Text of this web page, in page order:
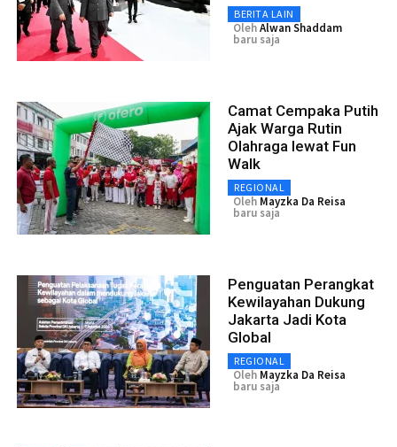
BERITA LAIN
OlehAlwan Shaddam
baru saja
Camat Cempaka Putih
Ajak Warga Rutin
Olahraga lewat Fun
Walk
REGIONAL
Oleh Mayzka Da Reisa
baru saja
Penguatan Perangkat
Kewilayahan Dukung
Jakarta Jadi Kota
Global
REGIONAL
Oleh Mayzka Da Reisa
baru saja